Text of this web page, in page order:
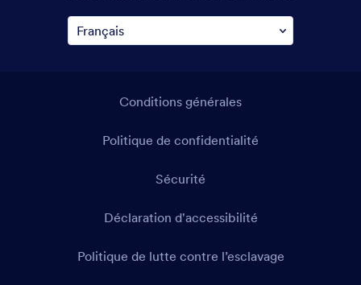
Conditions générales
Politique de confidentialité
Sécurité
Déclaration d'accessibilité
Politique de lutte contre l’esclavage